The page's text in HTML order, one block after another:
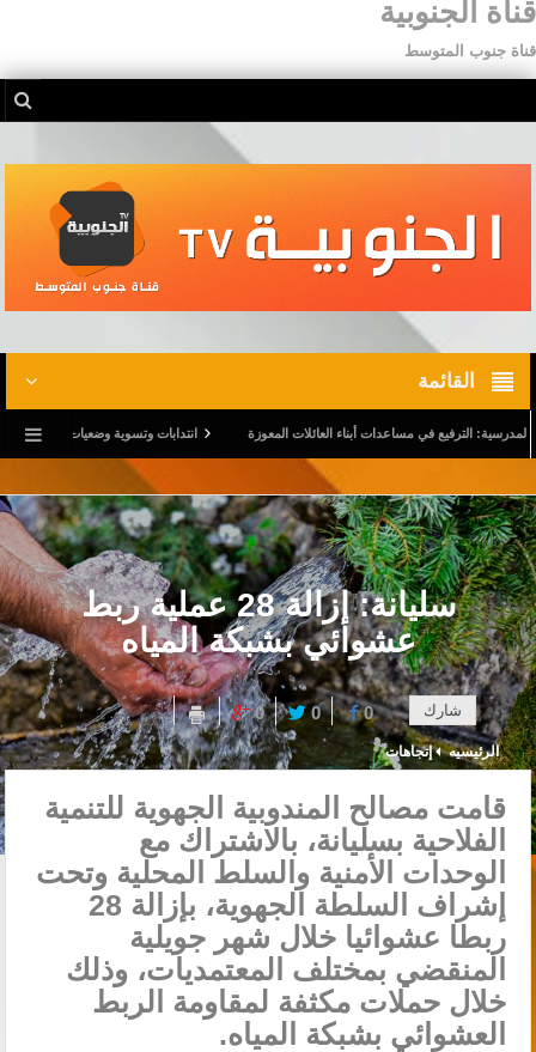
قناة الجنوبية
قناة جنوب المتوسط
القائمة
الترفيع في مساعدات أبناء العائلات المعوزة انتدابات وتسوية وضعيات.. وترفيع في أجور
سليانة: إزالة 28 عملية ربط
عشوائي بشبكة المياه
شارك 0
0
0
الرئيسيه إتجاهات
قامت مصالح المندوبية الجهوية للتنمية
الفلاحية بسليانة، بالاشتراك مع
الوحدات الأمنية والسلط المحلية وتحت
إشراف السلطة الجهوية، بإزالة 28
ربطا عشوائيا خلال شهر جويلية
المنقضي بمختلف المعتمديات، وذلك
خلال حملات مكثفة لمقاومة الربط
العشوائي بشبكة المياه.